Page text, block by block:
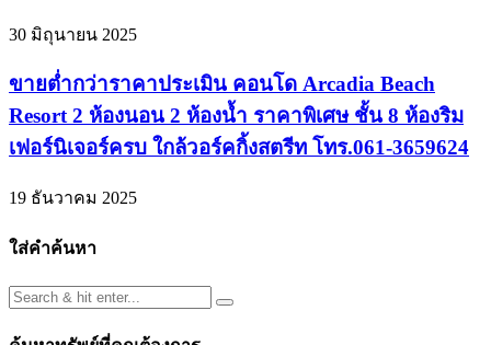
30 มิถุนายน 2025
ขายต่ำกว่าราคาประเมิน คอนโด Arcadia Beach
Resort 2 ห้องนอน 2 ห้องน้ำ ราคาพิเศษ ชั้น 8 ห้องริม
เฟอร์นิเจอร์ครบ ใกล้วอร์คกิ้งสตรีท โทร.061-3659624
19 ธันวาคม 2025
ใส่คำค้นหา